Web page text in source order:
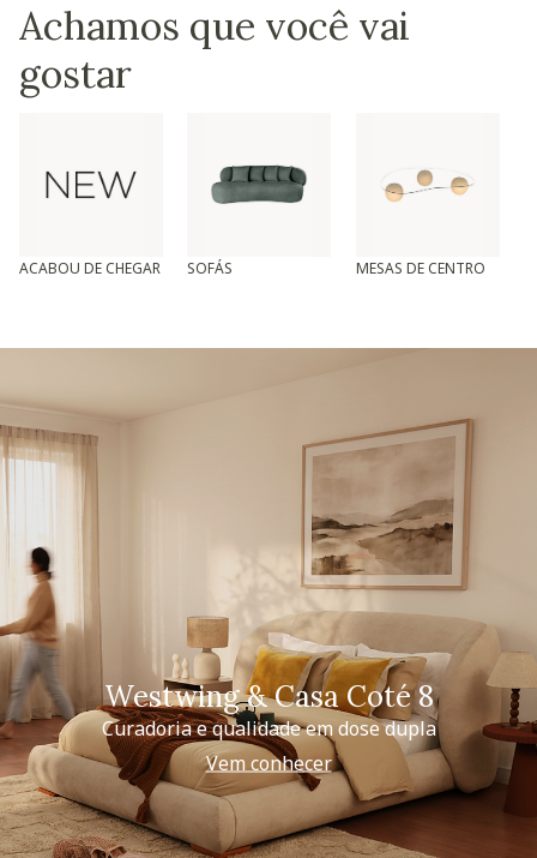
Achamos que você vai
gostar
ACABOU DE CHEGAR SOFÁS MESAS DE CENTRO
Westwing & Casa Coté 8
Curadoria e qualidade em dose dupla
Vem conhecer